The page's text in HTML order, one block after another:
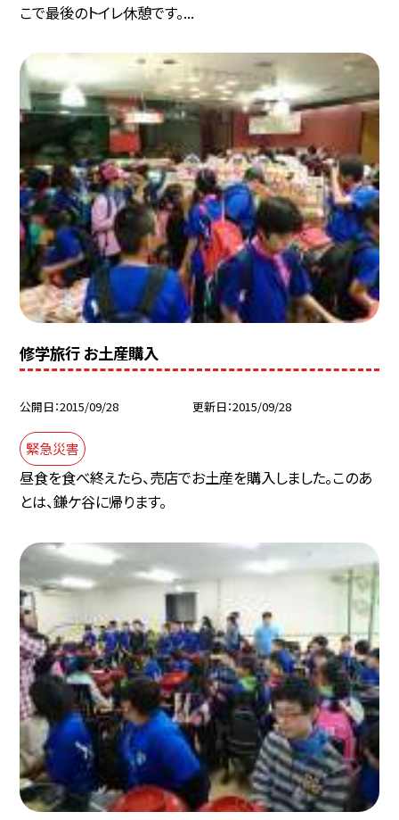
こで最後のトイレ休憩です。...
修学旅行 お土産購入
公開日 2015/09/28 更新日 2015/09/28
緊急災害
昼食を食べ終えたら、売店でお土産を購入しました。このあ
とは、鎌ケ谷に帰ります。